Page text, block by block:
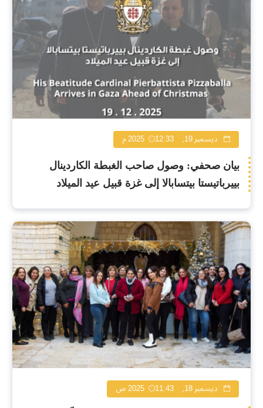
ديسمبر 19, 2025 12:33 م
بيان صحفي: وصول صاحب الغبطة الكاردينال
بييرباتيستا بيتسابالا إلى غزة قبيل عيد الميلاد
ديسمبر 18, 2025 11:43 ص